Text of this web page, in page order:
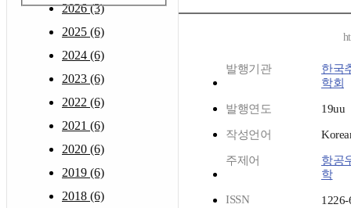
2026 (3)
2025 (6)
2024 (6)
2023 (6)
2022 (6)
2021 (6)
2020 (6)
2019 (6)
2018 (6)
발행기관
한국
학회
발행연도 19uu
작성언어
주제어
항공
학
ISSN
1226-